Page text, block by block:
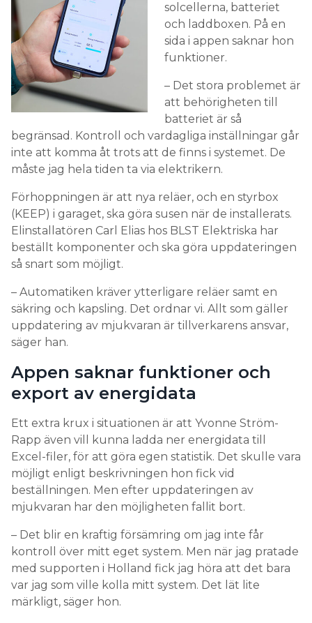
på löpande räkning, och om det tillkommer
kostnader för någon typ av komponent.
LÄS OCKSÅ:
MIKRONÄT: LÅNGVARIG ÖDRIFT INTE DET VIKTIGASTE
solcellerna, batteriet
och laddboxen. På en
sida i appen saknar hon
funktioner.
– Det stora problemet är
att behörigheten till
batteriet är så
begränsad. Kontroll och vardagliga inställningar går
inte att komma åt trots att de finns i systemet. De
måste jag hela tiden ta via elektrikern.
Förhoppningen är att nya reläer, och en styrbox
(KEEP) i garaget, ska göra susen när de installerats.
Elinstallatören Carl Elias hos BLST Elektriska har
beställt komponenter och ska göra uppdateringen
så snart som möjligt.
– Automatiken kräver ytterligare reläer samt en
säkring och kapsling. Det ordnar vi. Allt som gäller
uppdatering av mjukvaran är tillverkarens ansvar,
säger han.
Appen saknar funktioner och
export av energidata
Ett extra krux i situationen är att Yvonne Ström-
Rapp även vill kunna ladda ner energidata till
Excel-filer, för att göra egen statistik. Det skulle vara
möjligt enligt beskrivningen hon fick vid
beställningen. Men efter uppdateringen av
mjukvaran har den möjligheten fallit bort.
– Det blir en kraftig försämring om jag inte får
kontroll över mitt eget system. Men när jag pratade
med supporten i Holland fick jag höra att det bara
var jag som ville kolla mitt system. Det lät lite
märkligt, säger hon.